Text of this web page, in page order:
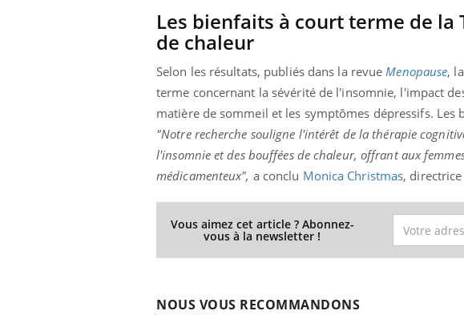
Les bienfaits à court terme de la
de chaleur
Selon les résultats, publiés dans la revueMenopause,
terme concernant la sévérité de l'insomnie, l'impact
matière de sommeil et les symptômes dépressifs.
"Notre recherche souligne l'intérêt de la thérapie
l'insomnie et des bouffées de chaleur, offrant aux
médicamenteux", a conclu Monica Christmas,
Vous aimez cet article ? Abonnez-
vous à la newsletter !
NOUS VOUS RECOMMANDONS
préparer pour l’été !Youtube
L'été arrive… et avec lui, un tout nouveau
Le Ramadan
nombreuses